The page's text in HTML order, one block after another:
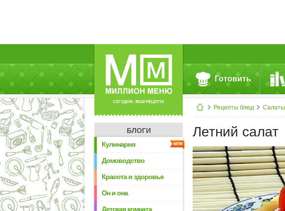
СЕГОДНЯ: 39142 РЕЦЕПТА
Готовить
Рецепты блюд Салаты
БЛОГИ
Кулинария
Домоводство
Красота и здоровье
Он и она
Детская комната
Летний салат